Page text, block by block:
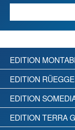
EDITION
EDITION
EDITION
EDITION TERRA